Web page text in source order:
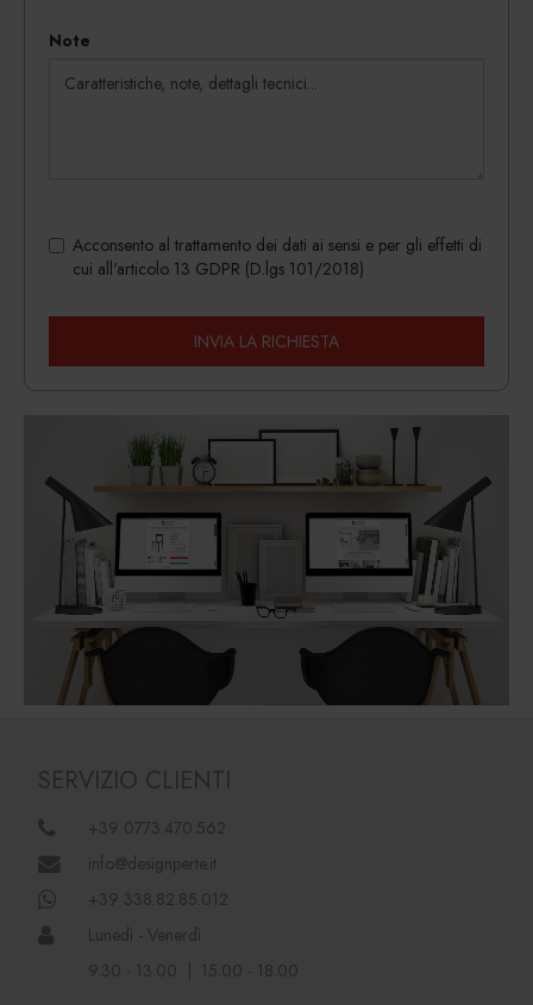
Note
Acconsento al trattamento dei dati ai sensi e per gli effetti di
cui all'articolo 13 GDPR (D.lgs 101/2018)
INVIA LA RICHIESTA
SERVIZIO CLIENTI
+39 0773.470.562
info@designperte.it
+39 338.82.85.012
Lunedì - Venerdì
9.30 - 13.00 | 15.00 - 18.00